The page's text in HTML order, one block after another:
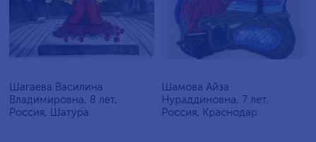
Шагаева Василина
Владимировна, 8 лет,
Россия, Шатура
Шамова Айза
Нураддиновна, 7 лет,
Россия, Краснодар